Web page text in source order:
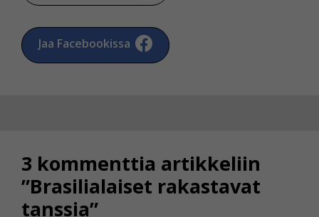
Jaa Facebookissa
3 kommenttia artikkeliin
”Brasilialaiset rakastavat
tanssia”